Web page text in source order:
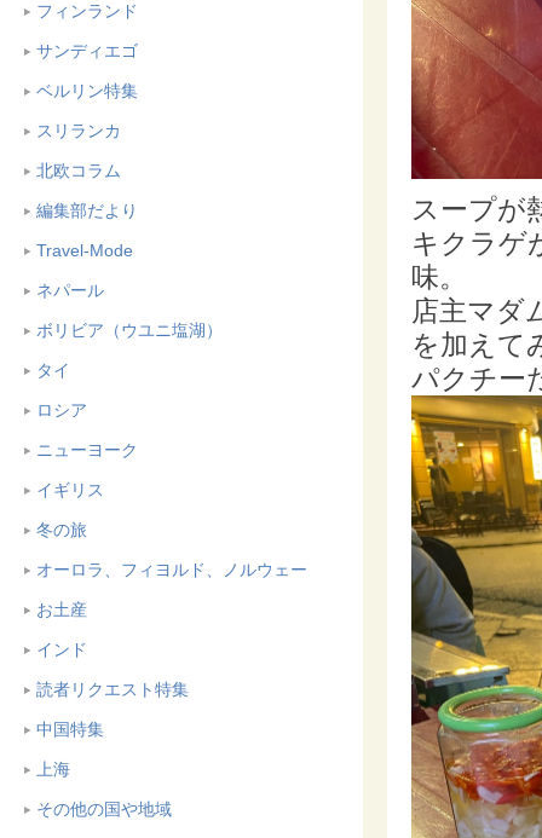
フィンランド
サンディエゴ
ベルリン特集
スリランカ
北欧コラム
編集部だより
Travel-Mode
ネパール
ボリビア（ウユニ塩湖）
タイ
ロシア
ニューヨーク
イギリス
冬の旅
オーロラ、フィヨルド、ノルウェー
お土産
インド
読者リクエスト特集
中国特集
上海
その他の国や地域
スープが
キクラゲ
味。
店主マダ
を加えて
パクチー